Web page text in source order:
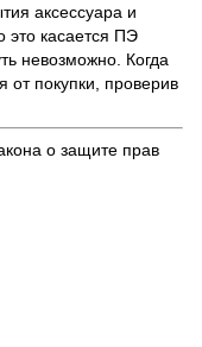
аксессуара и
это касается ПЭ
невозможно. Когда
от покупки, проверив
о защите прав